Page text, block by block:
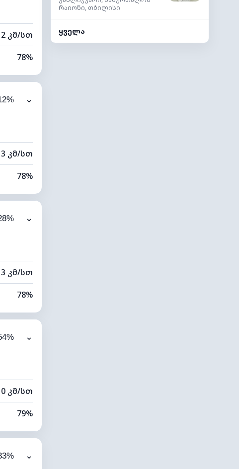
კმ/სთ
78%
34%
10 კმ
⌄
კმ/სთ
78%
43%
10 კმ
⌄
კმ/სთ
78%
76%
10 კმ
⌄
კმ/სთ
79%
73%
9 კმ
⌄
რაიონი, თბილისი
ყველა